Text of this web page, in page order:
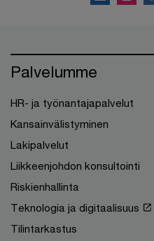
Palvelumme
HR- ja työnantajapalvelut
Kansainvälistyminen
Lakipalvelut
Liikkeenjohdon konsultointi
Riskienhallinta
Teknologia ja digitaalisuus
Tilintarkastus